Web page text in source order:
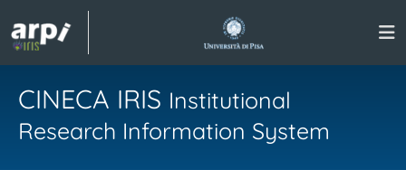
CINECA IRIS Institutional
Research Information System